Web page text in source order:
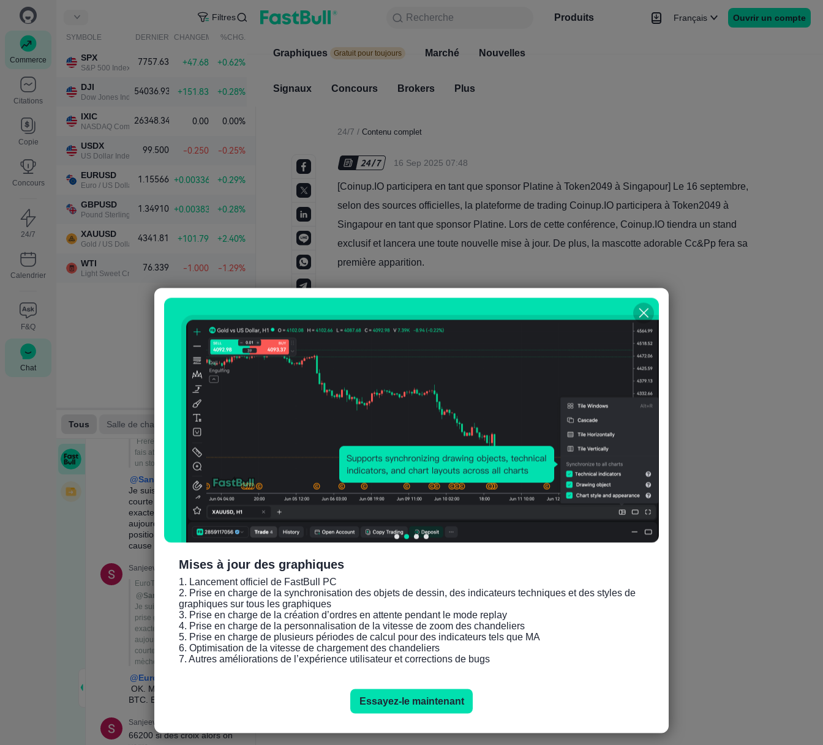
Commerce
Citations
Copie
Concours
24/7
Calendrier
F&Q
Chat
Filtres
SYMBOLE DERNIER CHANGEMENT NET.
%CHG.
SPX
S&P 500 Index
7757.63 +47.68 +0.62%
DJI
Dow Jones Industrial Average
54036.93 +151.83 +0.28%
IXIC
NASDAQ Composite Index
26348.34 0.00 0.00%
USDX
US Dollar Index
99.500 -0.250 -0.25%
EURUSD
Euro / US Dollar
1.15566 +0.00336 +0.29%
GBPUSD
Pound Sterling / US Dollar
1.34910 +0.00383 +0.28%
XAUUSD
Gold / US Dollar
4341.81 +101.79 +2.40%
WTI
Light Sweet Crude Oil
76.339 -1.000 -1.29%
Recherche Produits
Graphiques Gratuit pour toujours Marché
Signaux Concours
Français Ouvrir un compte
Recherche
Produits
Graphiques Gratuit pour toujours Marché Nouvelles
Signaux Concours Brokers Plus
24/7 / Contenu complet
16 Sep 2025 07:48
[Coinup.IO participera en tant que sponsor Platine à Token2049 à Singapour] Le 16 septembre,
selon des sources officielles, la plateforme de trading Coinup.IO participera à Token2049 à
Singapour en tant que sponsor Platine. Lors de cette conférence, Coinup.IO tiendra un stand
exclusif et lancera une toute nouvelle mise à jour. De plus, la mascotte adorable Cc&Pp fera sa
première apparition.
Mises à jour des graphiques
1. Lancement officiel de FastBull PC
2. Prise en charge de la synchronisation des objets de dessin, des indicateurs techniques et des styles de
graphiques sur tous les graphiques
3. Prise en charge de la création d’ordres en attente pendant le mode replay
4. Prise en charge de la personnalisation de la vitesse de zoom des chandeliers
5. Prise en charge de plusieurs périodes de calcul pour des indicateurs tels que MA
6. Optimisation de la vitesse de chargement des chandeliers
7. Autres améliorations de l’expérience utilisateur et corrections de bugs
Essayez-le maintenant